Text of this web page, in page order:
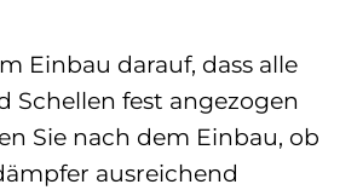
Einbau darauf, dass alle
Schellen fest angezogen
Sie nach dem Einbau, ob
ausreichend